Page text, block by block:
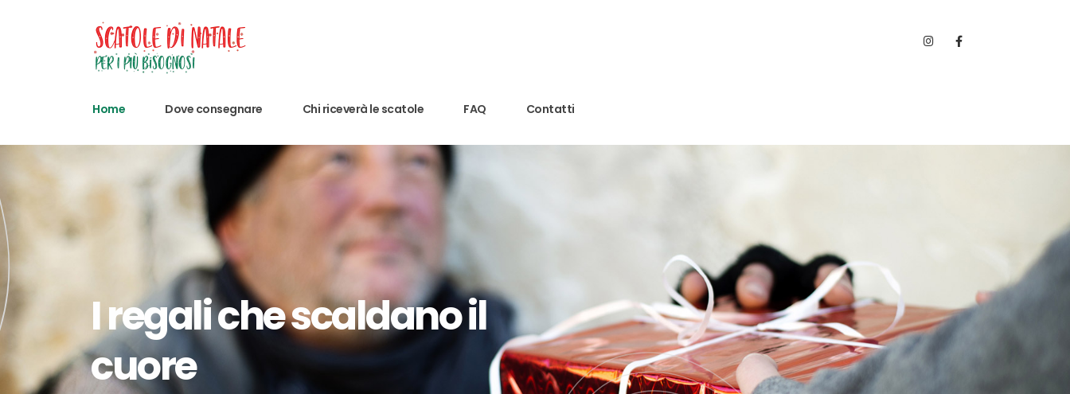
Home Dove consegnare Chi riceverà le scatole FAQ Contatti
I regali che scaldano il
cuore